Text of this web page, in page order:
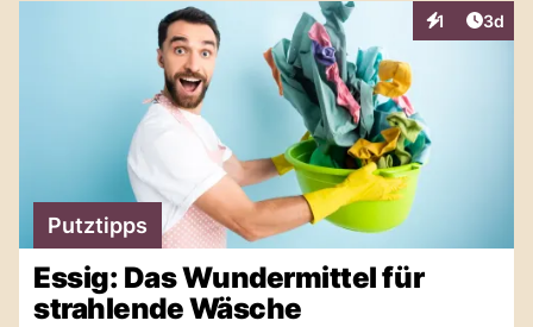
1
Interaktionen
3d
Putztipps
Essig: Das Wundermittel für
strahlende Wäsche